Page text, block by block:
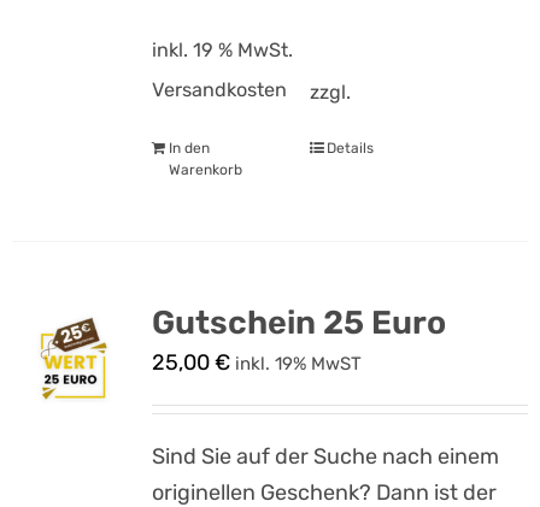
inkl. 19 % MwSt.
zzgl.
Versandkosten
In den
Warenkorb
Details
Gutschein 25 Euro
25,00€ inkl. 19% MwST
Sind Sie auf der Suche nach einem
originellen Geschenk? Dann ist der